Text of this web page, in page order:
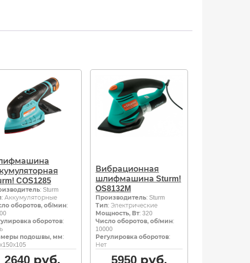
COS1285
: Sturm
: Аккумуляторные
оборотов, об/мин:
оборотов:
подошвы, мм:
2640 руб.
Вибрационная
шлифмашина Sturm!
OS8132M
Производитель: Sturm
Тип: Электрические
Мощность, Вт: 320
Число оборотов, об/мин:
10000
Регулировка оборотов:
Нет
5950руб.